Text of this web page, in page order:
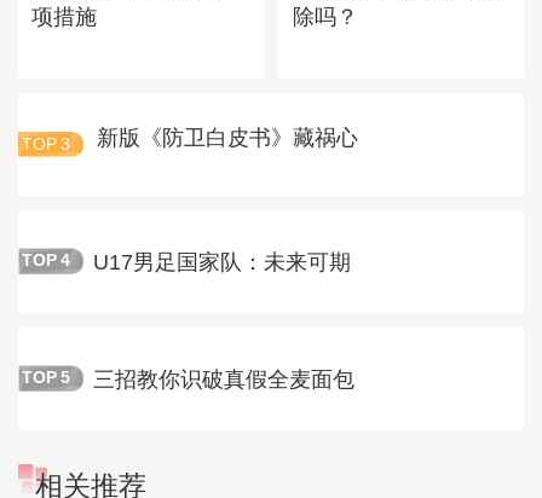
项措施
除吗？
TOP 3 新版《防卫白皮书》藏祸心
TOP 4 U17男足国家队：未来可期
TOP 5 三招教你识破真假全麦面包
相关推荐